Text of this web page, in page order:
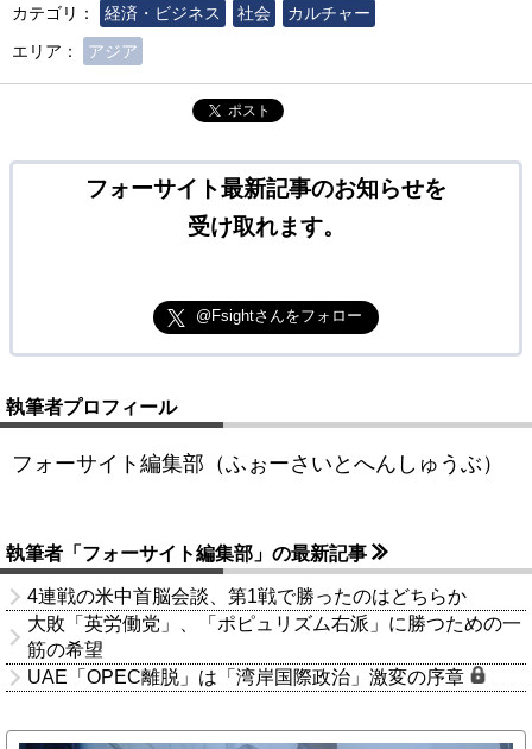
カテゴリ： 経済・ビジネス 社会
カルチャー
エリア：
アジア
ポスト
フォーサイト最新記事のお知らせを
受け取れます。
@Fsightさんをフォロー
執筆者プロフィール
フォーサイト編集部（ふぉーさいとへんしゅうぶ）
執筆者「フォーサイト編集部」の最新記事
4連戦の米中首脳会談、第1戦で勝ったのはどちらか
大敗「英労働党」、「ポピュリズム右派」に勝つための一
筋の希望
UAE「OPEC離脱」は「湾岸国際政治」激変の序章